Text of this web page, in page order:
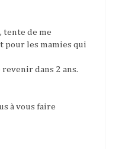
tente de me
pour les mamies qui
dans 2 ans.
à vous faire